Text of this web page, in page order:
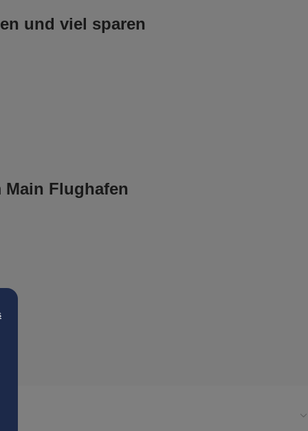
und viel sparen
Flughafen